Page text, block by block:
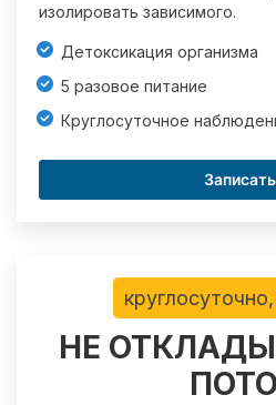
изолировать зависимого.
Детоксикация организма
5 разовое питание
Круглосуточное
НЕ